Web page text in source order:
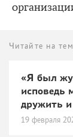
Читайте на
«Я был
исповедь
дружить и
19 февраля